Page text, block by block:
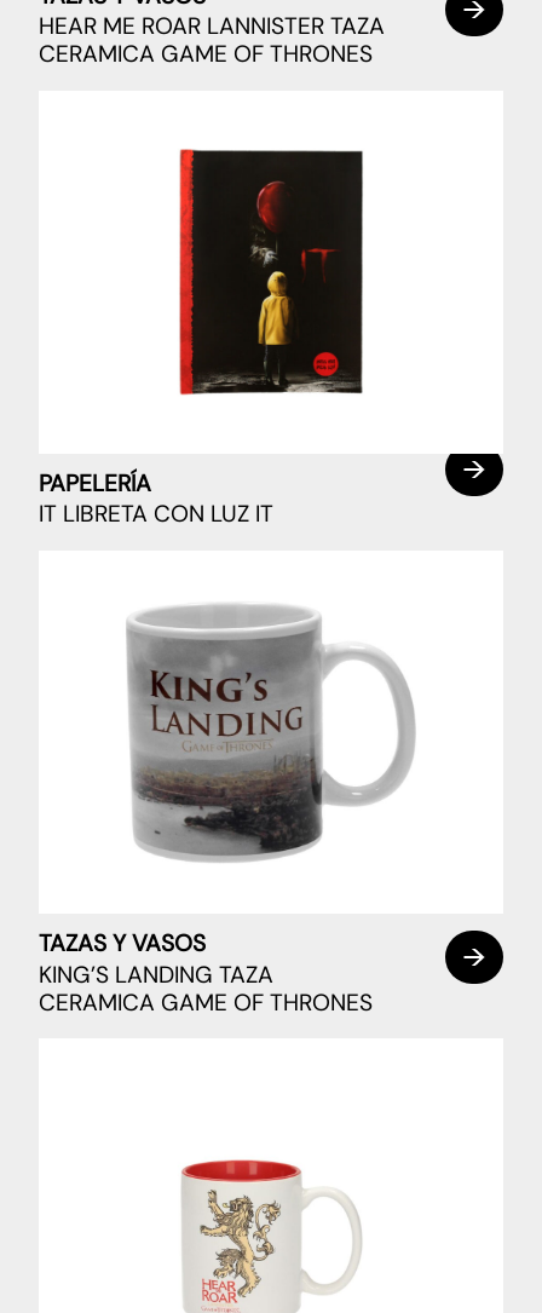
HEAR ME ROAR LANNISTER TAZA
CERAMICA GAME OF THRONES
PAPELERÍA
IT LIBRETA CON LUZ IT
TAZAS Y VASOS
KING’S LANDING TAZA
CERAMICA GAME OF THRONES